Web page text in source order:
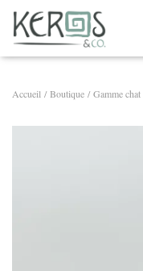
Accueil /Boutique /Gamme chat